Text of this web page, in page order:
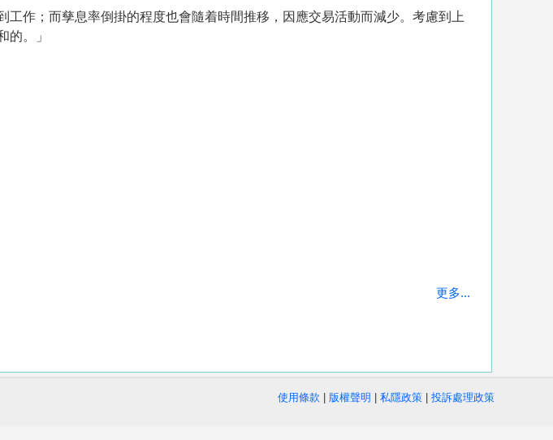
作；而孳息率倒掛的程度也會隨着時間推移，因應交易活動而減少。考慮到上
的。」
更多...
使用條款 版權聲明 私隱政策 投訴處理政策